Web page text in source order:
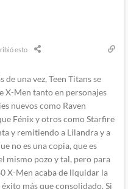
esto
una vez, Teen Titans se
X-Men tanto en personajes
nuevos como Raven
Fénix y otros como Starfire
y remitiendo a Lilandra y a
no es una copia, que es
mismo pozo y tal, pero para
X-Men acaba de liquidar la
más que consolidado. Si